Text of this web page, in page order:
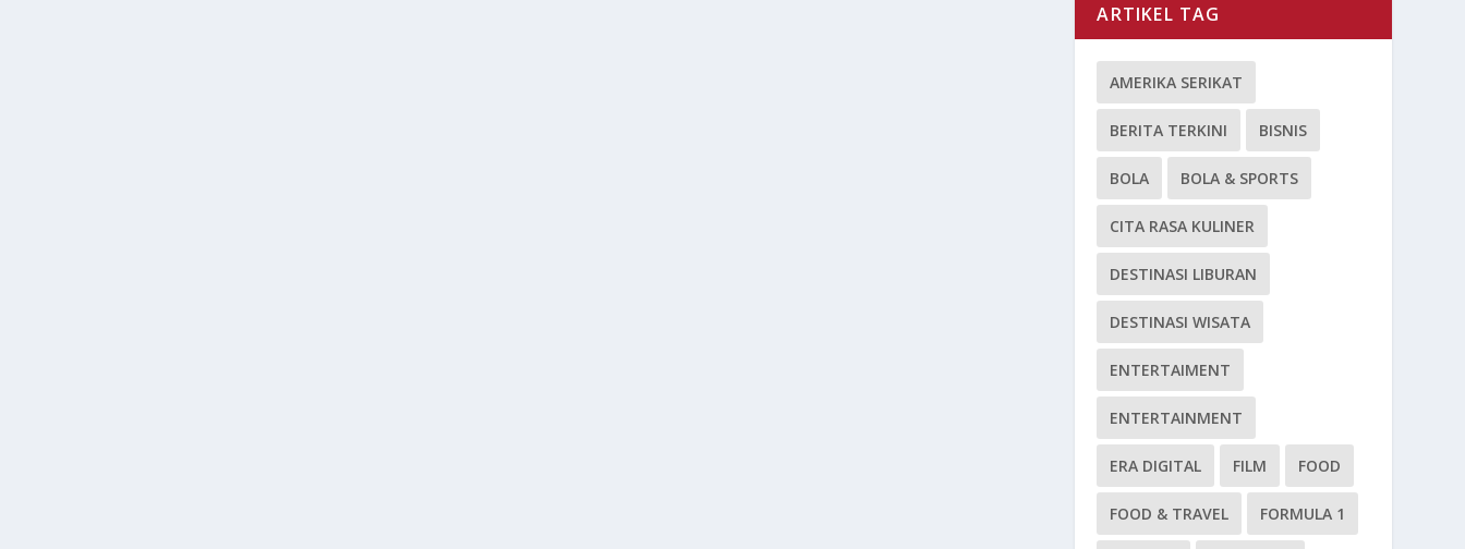
ARTIKEL TAG
AMERIKA SERIKAT
BERITA TERKINI BISNIS
BOLA BOLA & SPORTS
CITA RASA KULINER
DESTINASI LIBURAN
DESTINASI WISATA
ENTERTAIMENT
ENTERTAINMENT
ERA DIGITAL FILM FOOD
FOOD & TRAVEL FORMULA 1